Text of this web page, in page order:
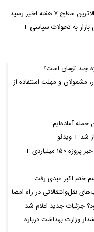
اعلام شد
فراجا به شایعه جدید
با حملات و
دعوای دو وزیر چیست؟
اخیر رسید
به تحولات سیاسی +
چند تومان است؟
اعتبار، مشمولان و مهلت استفاده از
آماده‌ایم